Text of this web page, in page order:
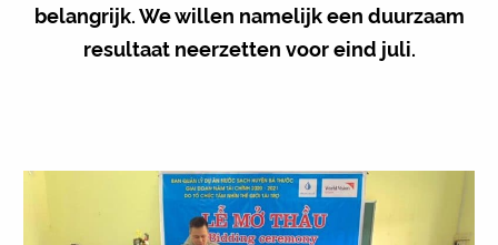
belangrijk. We willen namelijk een duurzaam
resultaat neerzetten voor eind juli.